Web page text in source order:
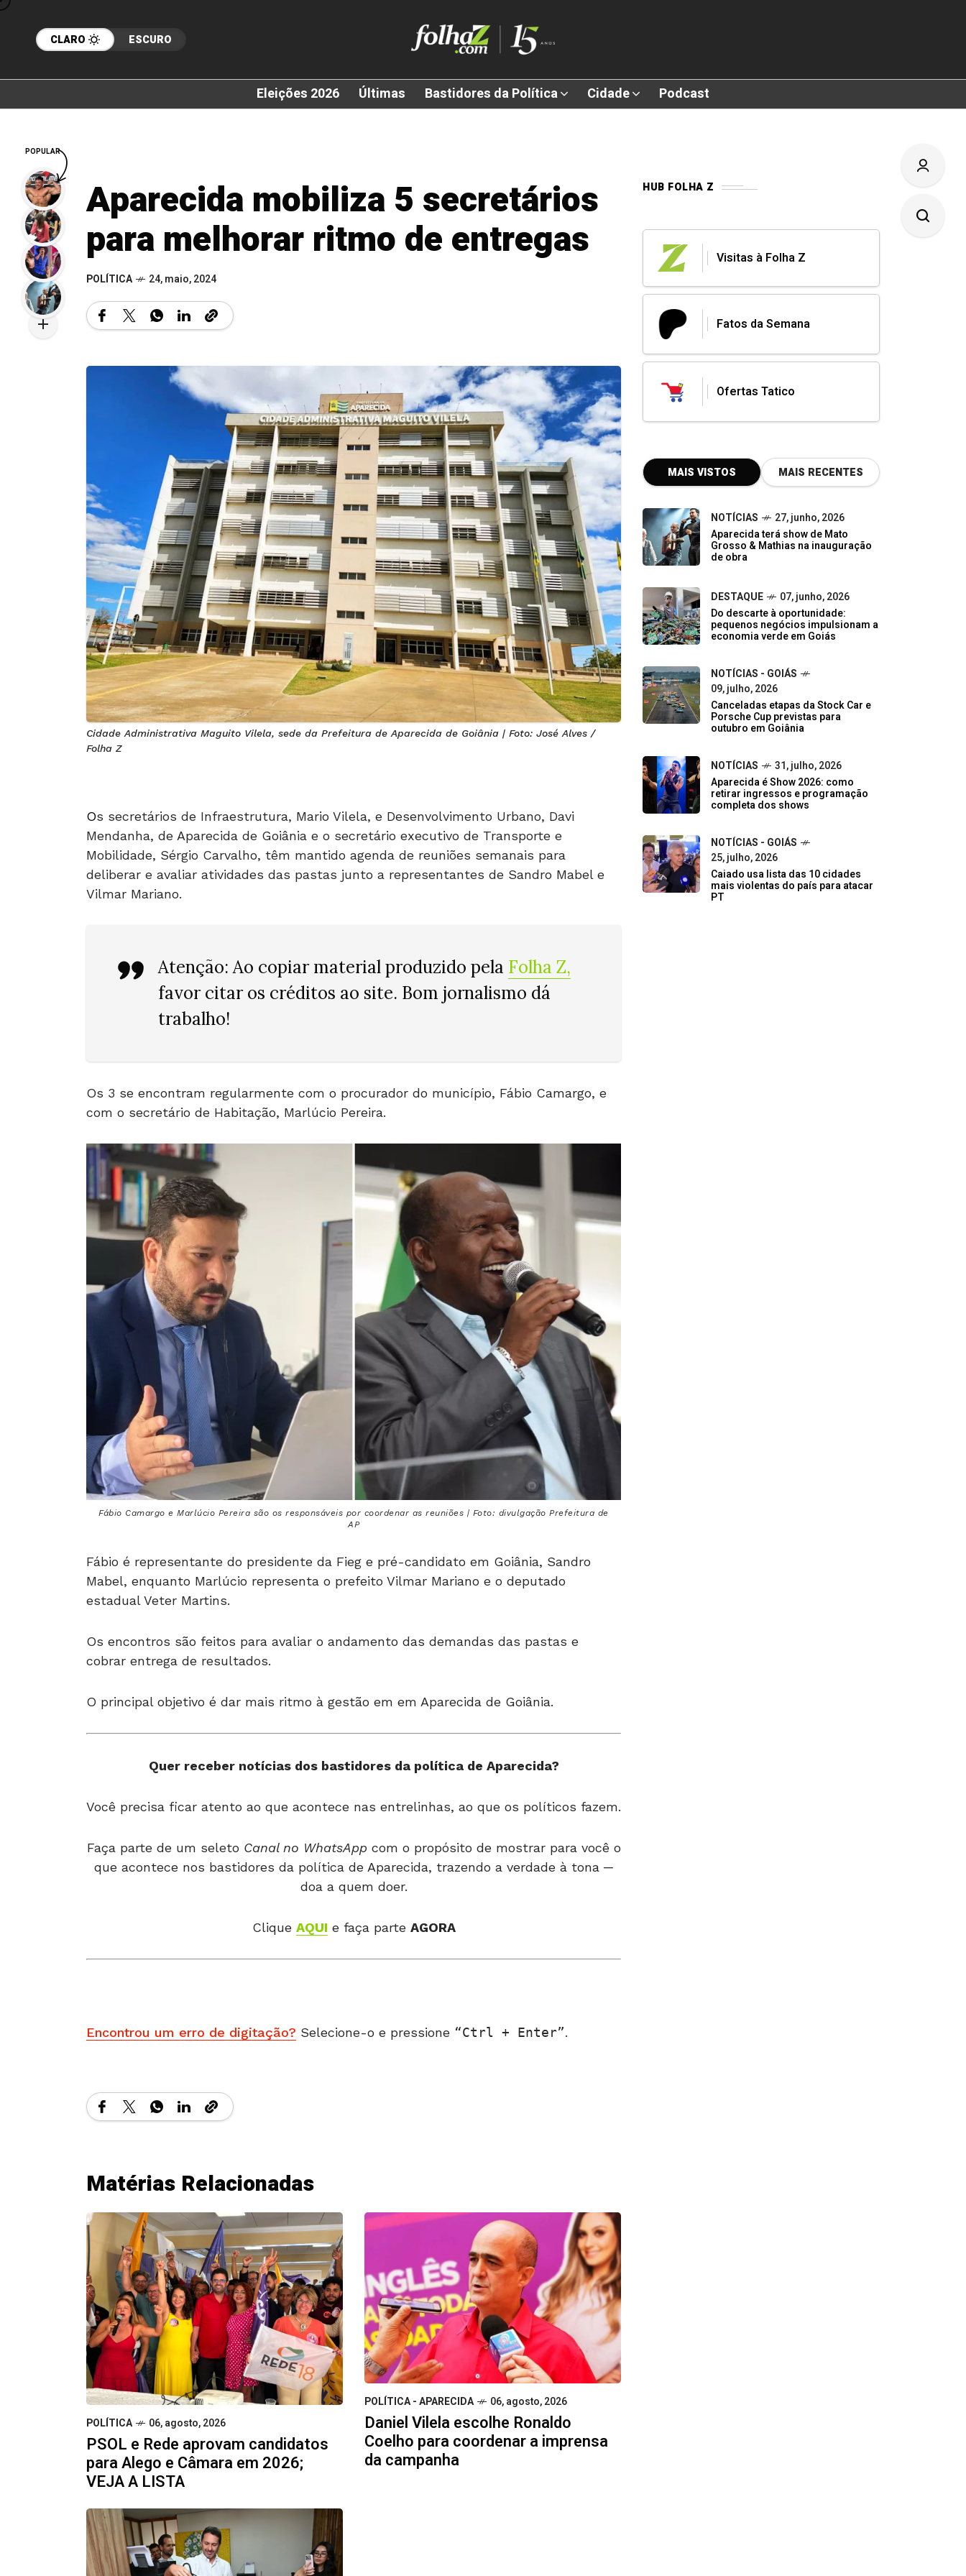
CLARO ESCURO
Eleições 2026 Últimas Bastidores da Política Cidade Podcast
Aparecida mobiliza 5 secretários
para melhorar ritmo de entregas
POLÍTICA 24, maio, 2024
Cidade Administrativa Maguito Vilela, sede da Prefeitura de Aparecida de Goiânia | Foto: José Alves /
Folha Z
Os secretários de Infraestrutura, Mario Vilela, e Desenvolvimento Urbano, Davi
Mendanha, de Aparecida de Goiânia e o secretário executivo de Transporte e
Mobilidade, Sérgio Carvalho, têm mantido agenda de reuniões semanais para
deliberar e avaliar atividades das pastas junto a representantes de Sandro Mabel e
Vilmar Mariano.
Atenção: Ao copiar material produzido pela Folha Z,
favor citar os créditos ao site. Bom jornalismo dá
trabalho!
Os 3 se encontram regularmente com o procurador do município, Fábio Camargo, e
com o secretário de Habitação, Marlúcio Pereira.
Fábio Camargo e Marlúcio Pereira são os responsáveis por coordenar as reuniões | Foto: divulgação Prefeitura de
AP
Fábio é representante do presidente da Fieg e pré-candidato em Goiânia, Sandro
Mabel, enquanto Marlúcio representa o prefeito Vilmar Mariano e o deputado
estadual Veter Martins.
Os encontros são feitos para avaliar o andamento das demandas das pastas e
cobrar entrega de resultados.
O principal objetivo é dar mais ritmo à gestão em em Aparecida de Goiânia.
Quer receber notícias dos bastidores da política de Aparecida?
Você precisa ficar atento ao que acontece nas entrelinhas, ao que os políticos fazem.
Faça parte de um seleto Canal no WhatsApp com o propósito de mostrar para você o
que acontece nos bastidores da política de Aparecida, trazendo a verdade à tona ─
doa a quem doer.
Clique AQUI e faça parte AGORA
Encontrou um erro de digitação? Selecione-o e pressione Ctrl + Enter .
Matérias Relacionadas
POLÍTICA 06, agosto, 2026
PSOL e Rede aprovam candidatos
para Alego e Câmara em 2026;
VEJA A LISTA
POLÍTICA - APARECIDA 06, agosto, 2026
Daniel Vilela escolhe Ronaldo
Coelho para coordenar a imprensa
da campanha
HUB FOLHA Z
Visitas à Folha Z
Fatos da Semana
Ofertas Tatico
MAIS VISTOS MAIS RECENTES
NOTÍCIAS
27, junho, 2026
Aparecida terá show de Mato
Grosso & Mathias na inauguração
de obra
DESTAQUE
07, junho, 2026
Do descarte à oportunidade:
pequenos negócios impulsionam a
economia verde em Goiás
NOTÍCIAS - GOIÁS
09, julho, 2026
Canceladas etapas da Stock Car e
Porsche Cup previstas para
outubro em Goiânia
NOTÍCIAS
31, julho, 2026
Aparecida é Show 2026: como
retirar ingressos e programação
completa dos shows
NOTÍCIAS - GOIÁS
25, julho, 2026
Caiado usa lista das 10 cidades
mais violentas do país para atacar
PT
POPULAR